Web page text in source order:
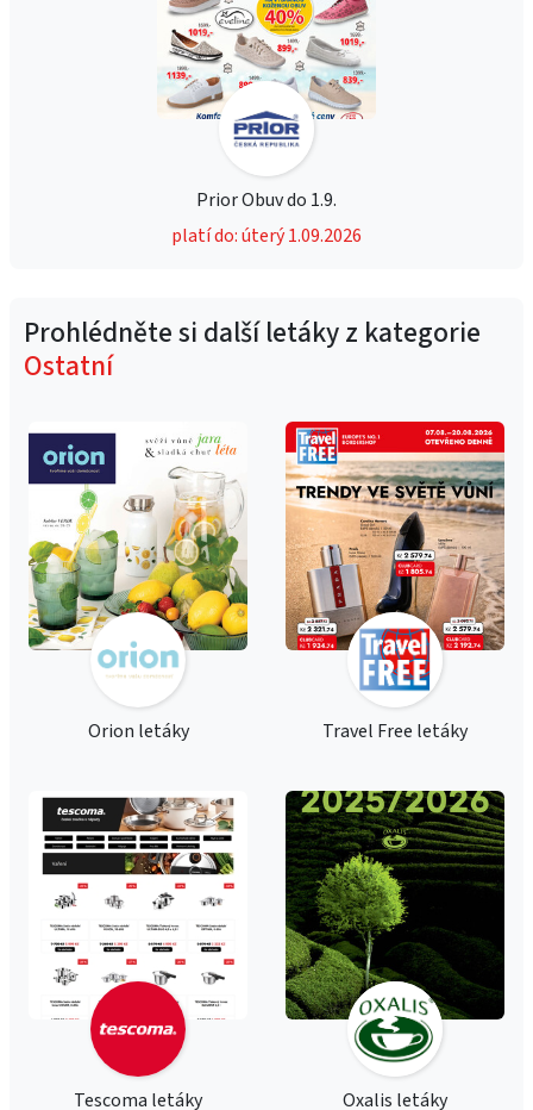
Prior Obuv do 1.9.
platí do: úterý 1.09.2026
Prohlédněte si další letáky z kategorie
Ostatní
Orion letáky Travel Free letáky
Tescoma letáky Oxalis letáky